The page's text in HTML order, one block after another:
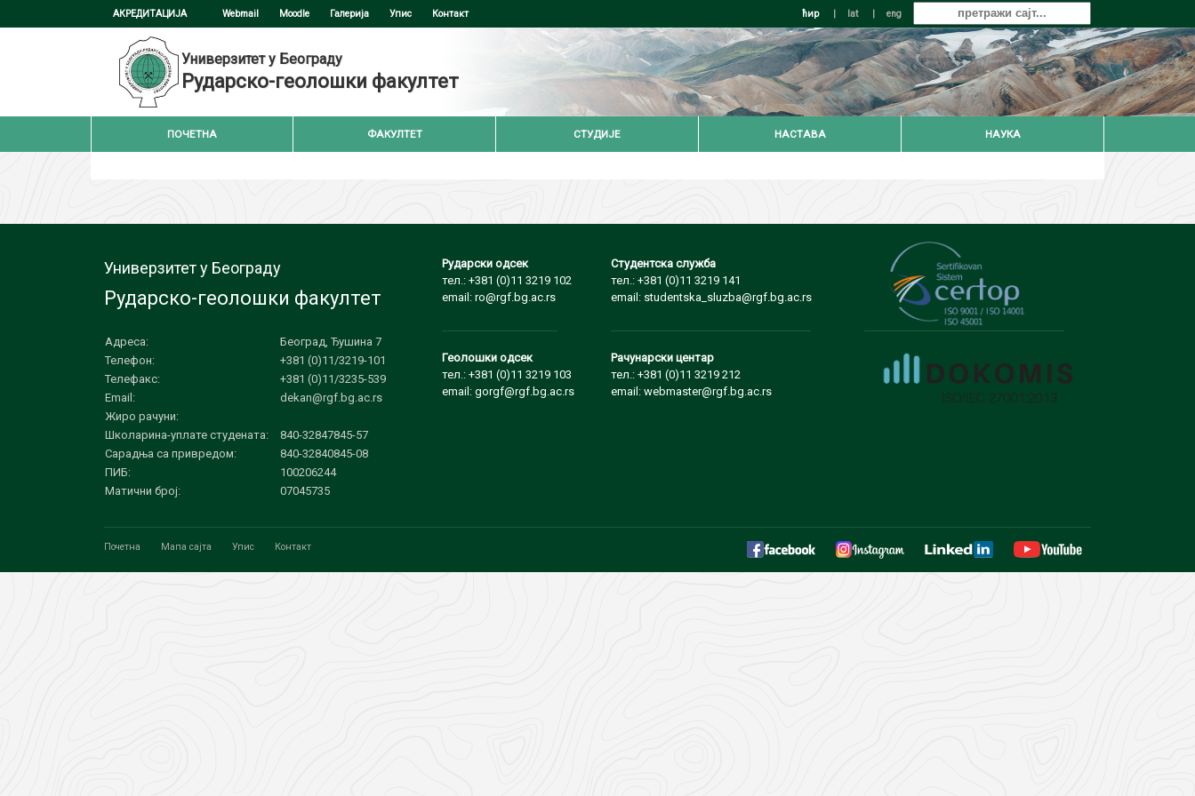
АКРЕДИТАЦИЈА Webmail Moodle Галерија Упис Контакт ћир | lat | eng
Универзитет у Београду
Рударско-геолошки факултет
ПОЧЕТНА ФАКУЛТЕТ СТУДИЈЕ НАСТАВА НАУКА
Универзитет у Београду
Рударско-геолошки факултет
Адреса:
Београд, Ђушина 7
Телефон:
+381 (0)11/3219-101
Телефакс:
+381 (0)11/3235-539
Email:
dekan@rgf.bg.ac.rs
Жиро рачуни:
Школарина-уплате студената:
840-32847845-57
Сарадња са привредом:
840-32840845-08
ПИБ:
100206244
Матични број:
07045735
Рударски одсек
тел.: +381 (0)11 3219 102
email: ro@rgf.bg.ac.rs
Геолошки одсек
тел.: +381 (0)11 3219 103
email: gorgf@rgf.bg.ac.rs
Студентска служба
тел.: +381 (0)11 3219 141
email: studentska_sluzba@rgf.bg.ac.rs
Рачунарски центар
тел.: +381 (0)11 3219 212
email: webmaster@rgf.bg.ac.rs
Почетна Мапа сајта Упис Контакт